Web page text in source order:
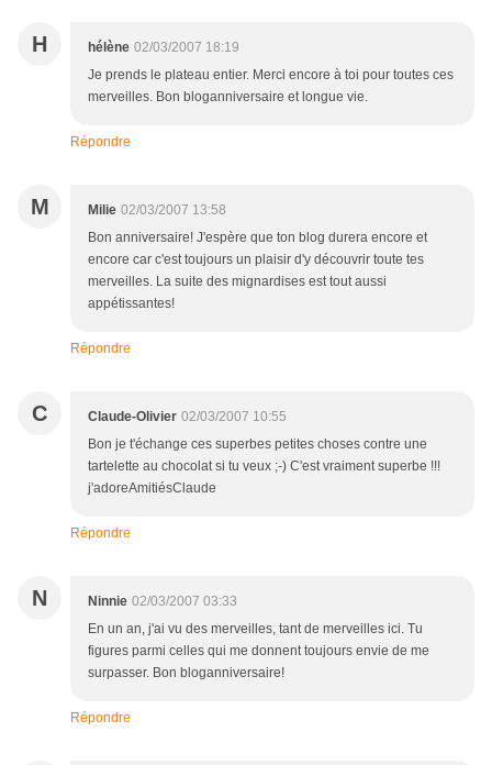
H hélène 02/03/2007 18:19
Je prends le plateau entier. Merci encore à toi pour toutes ces
merveilles. Bon bloganniversaire et longue vie.
Répondre
M Milie 02/03/2007 13:58
Bon anniversaire! J'espère que ton blog durera encore et
encore car c'est toujours un plaisir d'y découvrir toute tes
merveilles. La suite des mignardises est tout aussi
appétissantes!
Répondre
C Claude-Olivier 02/03/2007 10:55
Bon je t'échange ces superbes petites choses contre une
tartelette au chocolat si tu veux ;-) C'est vraiment superbe !!!
j'adoreAmitiésClaude
Répondre
N Ninnie 02/03/2007 03:33
En un an, j'ai vu des merveilles, tant de merveilles ici. Tu
figures parmi celles qui me donnent toujours envie de me
surpasser. Bon bloganniversaire!
Répondre